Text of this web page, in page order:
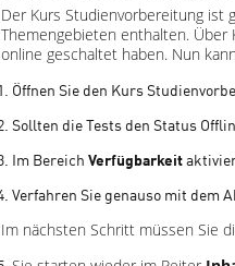
Der Kurs Studienvorbereitung ist
Themengebieten enthalten.
online geschaltet haben. Nun
Öffnen Sie den Kurs
Sollten die Tests den Status
Im Bereich Verfügbarkeit
Verfahren Sie genauso mit dem
Im nächsten Schritt müssen Sie